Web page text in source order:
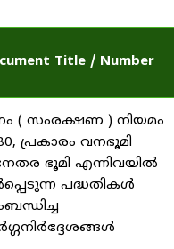
Title / Number
( സംരക്ഷണ ) നിയമം
പ്രകാരം വനഭൂമി
ഭൂമി എന്നിവയിൽ
പദ്ധതികൾ